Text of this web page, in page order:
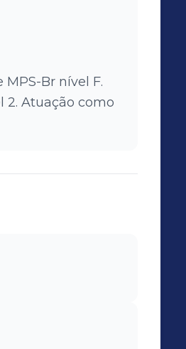
MPS-Br nível F.
2. Atuação como